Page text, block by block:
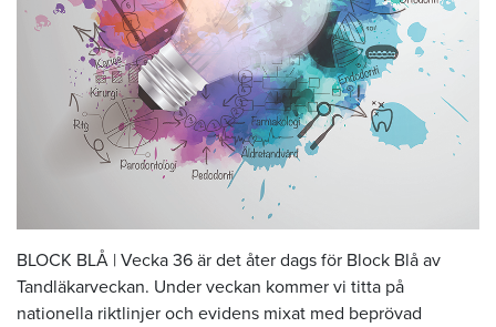
BLOCK BLÅ | Vecka 36 är det åter dags för Block Blå av
Tandläkarveckan. Under veckan kommer vi titta på
nationella riktlinjer och evidens mixat med beprövad